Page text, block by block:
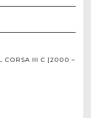
CORSA III C [2000 –